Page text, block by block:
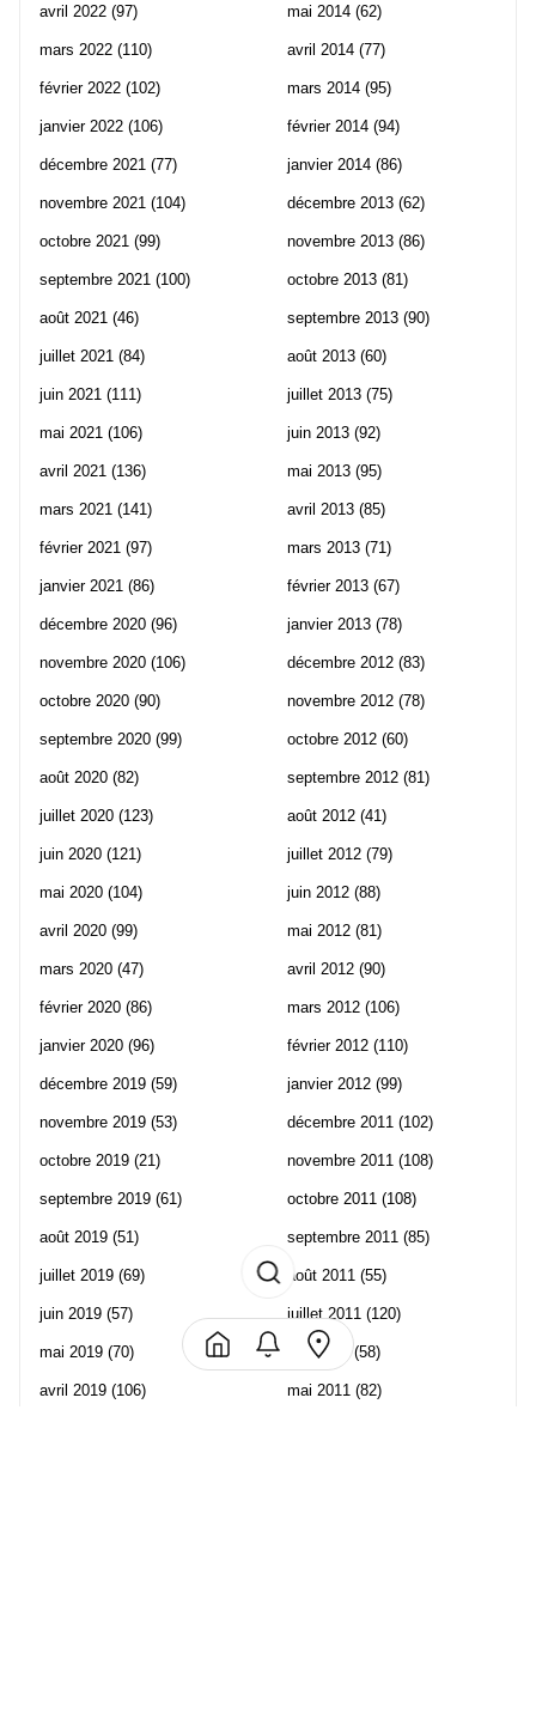
avril 2022 (97)
mars 2022 (110)
février 2022 (102)
janvier 2022 (106)
décembre 2021 (77)
novembre 2021 (104)
octobre 2021 (99)
septembre 2021 (100)
août 2021 (46)
juillet 2021 (84)
juin 2021 (111)
mai 2021 (106)
avril 2021 (136)
mars 2021 (141)
février 2021 (97)
janvier 2021 (86)
décembre 2020 (96)
novembre 2020 (106)
octobre 2020 (90)
septembre 2020 (99)
août 2020 (82)
juillet 2020 (123)
juin 2020 (121)
mai 2020 (104)
avril 2020 (99)
mars 2020 (47)
février 2020 (86)
janvier 2020 (96)
décembre 2019 (59)
novembre 2019 (53)
octobre 2019 (21)
septembre 2019 (61)
août 2019 (51)
juillet 2019 (69)
juin 2019 (57)
mai 2019 (70)
avril 2019 (106)
mai 2014 (62)
avril 2014 (77)
mars 2014 (95)
février 2014 (94)
janvier 2014 (86)
décembre 2013 (62)
novembre 2013 (86)
octobre 2013 (81)
septembre 2013 (90)
août 2013 (60)
juillet 2013 (75)
juin 2013 (92)
mai 2013 (95)
avril 2013 (85)
mars 2013 (71)
février 2013 (67)
janvier 2013 (78)
décembre 2012 (83)
novembre 2012 (78)
octobre 2012 (60)
septembre 2012 (81)
août 2012 (41)
juillet 2012 (79)
juin 2012 (88)
mai 2012 (81)
avril 2012 (90)
mars 2012 (106)
février 2012 (110)
janvier 2012 (99)
décembre 2011 (102)
novembre 2011 (108)
octobre 2011 (108)
septembre 2011 (85)
août 2011 (55)
juillet 2011 (120)
juin 2011 (58)
mai 2011 (82)